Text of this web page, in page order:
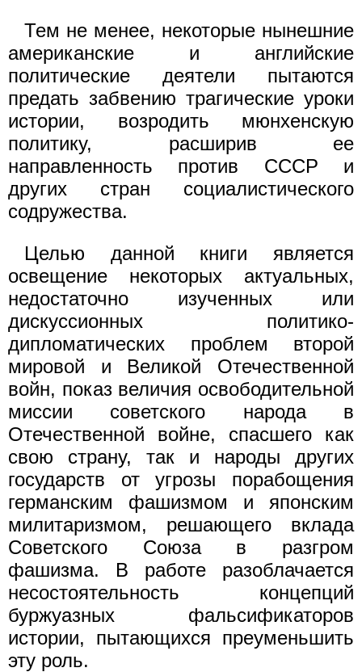
Тем не менее, некоторые нынешние
американские и английские
политические деятели пытаются
предать забвению трагические уроки
истории, возродить мюнхенскую
политику, расширив ее
направленность против СССР и
других стран социалистического
содружества.
Целью данной книги является
освещение некоторых актуальных,
недостаточно изученных или
дискуссионных политико-
дипломатических проблем второй
мировой и Великой Отечественной
войн, показ величия освободительной
миссии советского народа в
Отечественной войне, спасшего как
свою страну, так и народы других
государств от угрозы порабощения
германским фашизмом и японским
милитаризмом, решающего вклада
Советского Союза в разгром
фашизма. В работе разоблачается
несостоятельность концепций
буржуазных фальсификаторов
истории, пытающихся преуменьшить
эту роль.